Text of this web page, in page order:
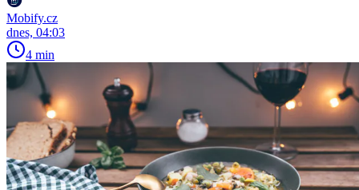
Mobify.cz
dnes, 04:03
4 min